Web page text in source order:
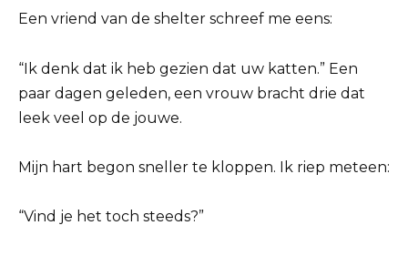
Een vriend van de shelter schreef me eens:
“Ik denk dat ik heb gezien dat uw katten.” Een
paar dagen geleden, een vrouw bracht drie dat
leek veel op de jouwe.
Mijn hart begon sneller te kloppen. Ik riep meteen:
“Vind je het toch steeds?”